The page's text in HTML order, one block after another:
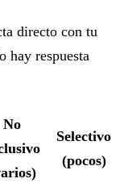
directo con tu
hay respuesta
No
Selectivo
(pocos)